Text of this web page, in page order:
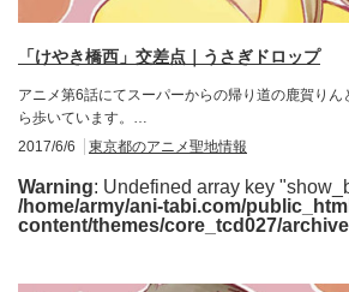
「けやき橋西」交差点｜うさぎドロップ
アニメ第6話にてスーパーからの帰り道の鹿賀り
ら歩いています。…
2017/6/6
東京都のアニメ聖地情報
Warning: Undefined array key
/home/army/ani-tabi.com/
content/themes/core_tcd027/